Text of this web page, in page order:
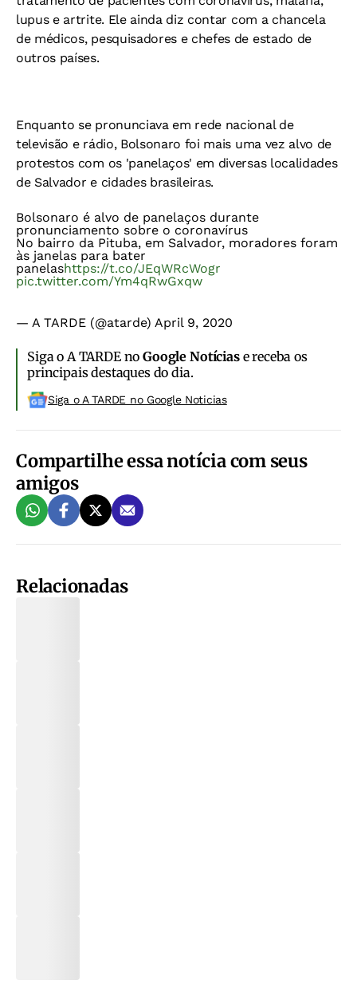
lupus e artrite. Ele ainda diz contar com a chancela
de médicos, pesquisadores e chefes de estado de
outros países.
Enquanto se pronunciava em rede nacional de
televisão e rádio, Bolsonaro foi mais uma vez alvo de
protestos com os 'panelaços' em diversas localidades
de Salvador e cidades brasileiras.
Bolsonaro é alvo de panelaços durante
pronunciamento sobre o coronavírus
No bairro da Pituba, em Salvador, moradores foram
às janelas para bater
panelashttps://t.co/JEqWRcWogr
pic.twitter.com/Ym4qRwGxqw
— A TARDE (@atarde) April 9, 2020
Siga o A TARDE noGoogle Notíciase receba os
principais destaques do dia.
Siga o A TARDE no Google Noticias
Compartilhe essa notícia com seus
amigos
Relacionadas